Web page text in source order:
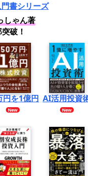
書シリーズ
しゃん著
破！
円を1億円 AI活用投資